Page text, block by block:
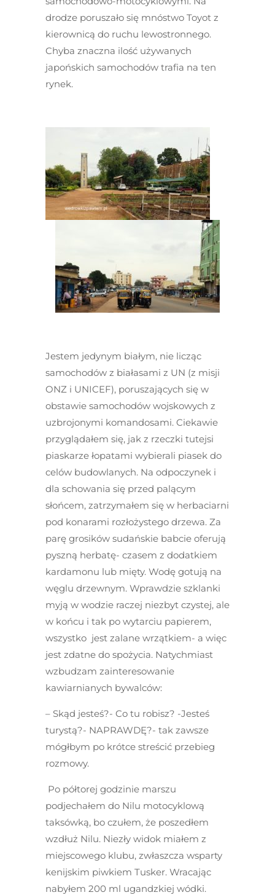
drodze poruszało się mnóstwo Toyot z
kierownicą do ruchu lewostronnego.
Chyba znaczna ilość używanych
japońskich samochodów trafia na ten
rynek.
Jestem jedynym białym, nie licząc
samochodów z białasami z UN (z misji
ONZ i UNICEF), poruszających się w
obstawie samochodów wojskowych z
uzbrojonymi komandosami. Ciekawie
przyglądałem się, jak z rzeczki tutejsi
piaskarze łopatami wybierali piasek do
celów budowlanych. Na odpoczynek i
dla schowania się przed palącym
słońcem, zatrzymałem się w herbaciarni
pod konarami rozłożystego drzewa. Za
parę grosików sudańskie babcie oferują
pyszną herbatę- czasem z dodatkiem
kardamonu lub mięty. Wodę gotują na
węglu drzewnym. Wprawdzie szklanki
myją w wodzie raczej niezbyt czystej, ale
w końcu i tak po wytarciu papierem,
wszystko jest zalane wrzątkiem- a więc
jest zdatne do spożycia. Natychmiast
wzbudzam zainteresowanie
kawiarnianych bywalców:
– Skąd jesteś?- Co tu robisz? -Jesteś
turystą?- NAPRAWDĘ?- tak zawsze
mógłbym po krótce streścić przebieg
rozmowy.
Po półtorej godzinie marszu
podjechałem do Nilu motocyklową
taksówką, bo czułem, że poszedłem
wzdłuż Nilu. Niezły widok miałem z
miejscowego klubu, zwłaszcza wsparty
kenijskim piwkiem Tusker. Wracając
nabyłem 200 ml ugandzkiej wódki.